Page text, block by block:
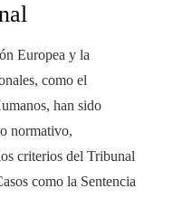
Europea y la
como el
han sido
normativo,
criterios del Tribunal
como la Sentencia